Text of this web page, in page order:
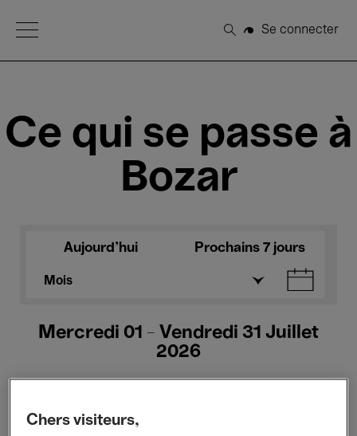
Open Menu
Rechercher
Se connecter
Ce qui se passe à
Bozar
Aujourd'hui Prochains 7 jours
Mois
Mercredi 01 - Vendredi 31 Juillet
2026
Chers visiteurs,